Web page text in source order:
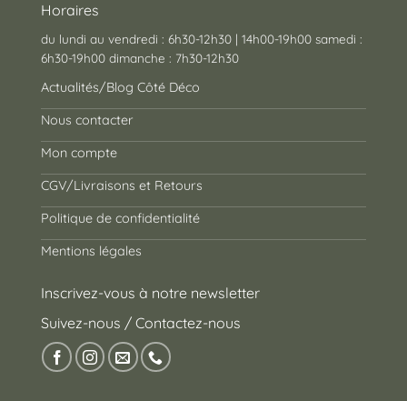
Horaires
du lundi au vendredi : 6h30-12h30 | 14h00-19h00 samedi :
6h30-19h00 dimanche : 7h30-12h30
Actualités/Blog Côté Déco
Nous contacter
Mon compte
CGV/Livraisons et Retours
Politique de confidentialité
Mentions légales
Inscrivez-vous à notre newsletter
Suivez-nous / Contactez-nous